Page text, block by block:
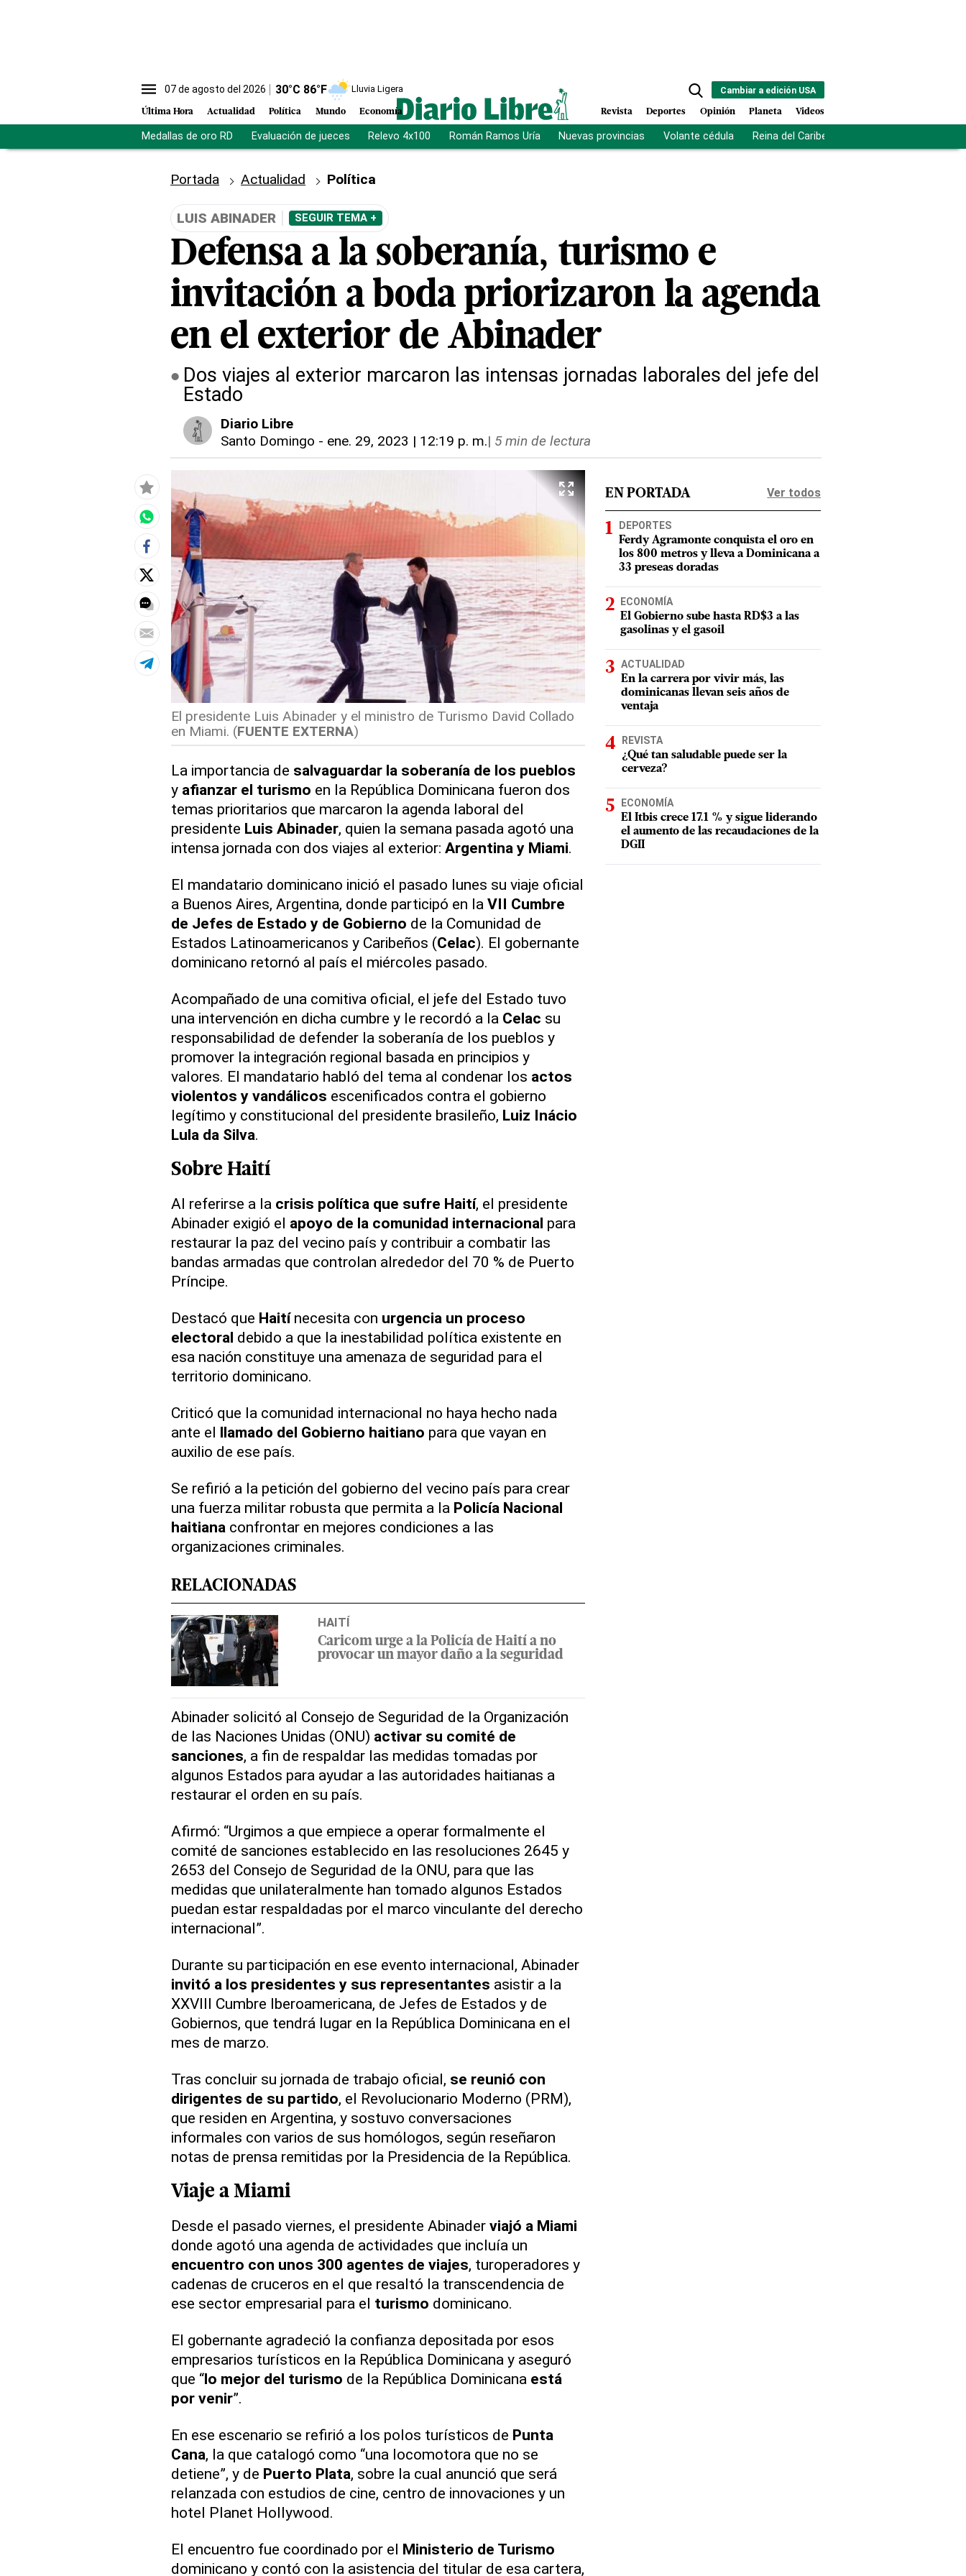
07 de agosto del 2026 30°C 86°F Lluvia Ligera
Última Hora Actualidad Política Mundo Economía
Cambiar a edición USA
Revista Deportes Opinión Planeta Videos
Medallas de oro RD Evaluación de jueces Relevo 4x100 Román Ramos Uría Nuevas provincias Volante cédula Reina del Caribe
Portada Actualidad Política
LUIS ABINADER SEGUIR TEMA +
Defensa a la soberanía, turismo e
invitación a boda priorizaron la agenda
en el exterior de Abinader
Dos viajes al exterior marcaron las intensas jornadas laborales del jefe del
Estado
Diario Libre
Santo Domingo - ene. 29, 2023 | 12:19 p. m.| 5 min de lectura
El presidente Luis Abinader y el ministro de Turismo David Collado
en Miami. (FUENTE EXTERNA)
La importancia de salvaguardar la soberanía de los pueblos
y afianzar el turismo en la República Dominicana fueron dos
temas prioritarios que marcaron la agenda laboral del
presidente Luis Abinader, quien la semana pasada agotó una
intensa jornada con dos viajes al exterior: Argentina y Miami.
El mandatario dominicano inició el pasado lunes su viaje oficial
a Buenos Aires, Argentina, donde participó en la VII Cumbre
de Jefes de Estado y de Gobierno de la Comunidad de
Estados Latinoamericanos y Caribeños (Celac). El gobernante
dominicano retornó al país el miércoles pasado.
Acompañado de una comitiva oficial, el jefe del Estado tuvo
una intervención en dicha cumbre y le recordó a la Celac su
responsabilidad de defender la soberanía de los pueblos y
promover la integración regional basada en principios y
valores. El mandatario habló del tema al condenar los actos
violentos y vandálicos escenificados contra el gobierno
legítimo y constitucional del presidente brasileño, Luiz Inácio
Lula da Silva.
Sobre Haití
Al referirse a la crisis política que sufre Haití, el presidente
Abinader exigió el apoyo de la comunidad internacional para
restaurar la paz del vecino país y contribuir a combatir las
bandas armadas que controlan alrededor del 70 % de Puerto
Príncipe.
Destacó que Haitínecesita con urgencia un proceso
electoral debido a que la inestabilidad política existente en
esa nación constituye una amenaza de seguridad para el
territorio dominicano.
Criticó que la comunidad internacional no haya hecho nada
ante el llamado del Gobierno haitiano para que vayan en
auxilio de ese país.
Se refirió a la petición del gobierno del vecino país para crear
una fuerza militar robusta que permita a la Policía Nacional
haitiana confrontar en mejores condiciones a las
organizaciones criminales.
RELACIONADAS
HAITÍ
Caricom urge a la Policía de Haití a no
provocar un mayor daño a la seguridad
Abinader solicitó al Consejo de Seguridad de la Organización
de las Naciones Unidas (ONU) activar su comité de
sanciones, a fin de respaldar las medidas tomadas por
algunos Estados para ayudar a las autoridades haitianas a
restaurar el orden en su país.
Afirmó: “Urgimos a que empiece a operar formalmente el
comité de sanciones establecido en las resoluciones 2645 y
2653 del Consejo de Seguridad de la ONU, para que las
medidas que unilateralmente han tomado algunos Estados
puedan estar respaldadas por el marco vinculante del derecho
internacional”.
Durante su participación en ese evento internacional, Abinader
invitó a los presidentes y sus representantes asistir a la
XXVIII Cumbre Iberoamericana, de Jefes de Estados y de
Gobiernos, que tendrá lugar en la República Dominicana en el
mes de marzo.
Tras concluir su jornada de trabajo oficial, se reunió con
dirigentes de su partido, el Revolucionario Moderno (PRM),
que residen en Argentina, y sostuvo conversaciones
informales con varios de sus homólogos, según reseñaron
notas de prensa remitidas por la Presidencia de la República.
Viaje a Miami
Desde el pasado viernes, el presidente Abinader viajó a Miami
donde agotó una agenda de actividades que incluía un
encuentro con unos 300 agentes de viajes, turoperadores y
cadenas de cruceros en el que resaltó la transcendencia de
ese sector empresarial para el turismo dominicano.
El gobernante agradeció la confianza depositada por esos
empresarios turísticos en la República Dominicana y aseguró
que “lo mejor del turismo de la República Dominicana está
por venir”.
En ese escenario se refirió a los polos turísticos de Punta
Cana, la que catalogó como “una locomotora que no se
detiene”, y de Puerto Plata, sobre la cual anunció que será
relanzada con estudios de cine, centro de innovaciones y un
hotel Planet Hollywood.
El encuentro fue coordinado por el Ministerio de Turismo
dominicano y contó con la asistencia del titular de esa cartera,
EN PORTADA Ver todos
DEPORTES
Ferdy Agramonte conquista el oro en
los 800 metros y lleva a Dominicana a
33 preseas doradas
ECONOMÍA
El Gobierno sube hasta RD$3 a las
gasolinas y el gasoil
ACTUALIDAD
En la carrera por vivir más, las
dominicanas llevan seis años de
ventaja
REVISTA
¿Qué tan saludable puede ser la
cerveza?
ECONOMÍA
El Itbis crece 17.1 % y sigue liderando
el aumento de las recaudaciones de la
DGII